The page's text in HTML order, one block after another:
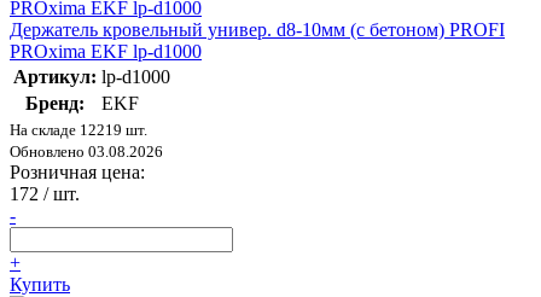
Держатель кровельный универ. d8-10мм (с бетоном) PROFI
PROxima EKF lp-d1000
Артикул: lp-d1000
Бренд:
EKF
На складе 12219 шт.
Обновлено 03.08.2026
Розничная цена:
172 / шт.
-
+
Купить